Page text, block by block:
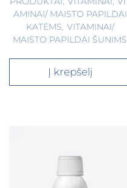
AMINAI/ MAISTO PAPILDAI
KATĖMS VITAMINAI/
MAISTO PAPILDAI ŠUNIMS
Į krepšelį